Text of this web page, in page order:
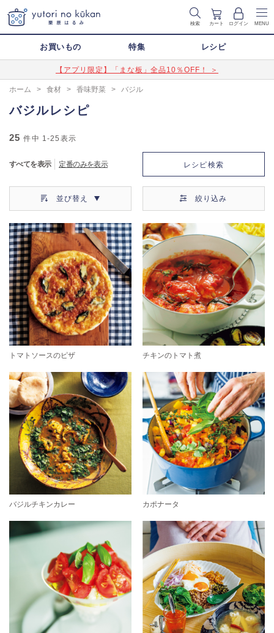
検索 カート ログイン MENU
お買いもの 特集 レシピ
【アプリ限定】「まな板」全品10％OFF！ ＞
ホーム > 食材 > 香味野菜 > バジル
バジルレシピ
25 件中 1-25 表示
すべてを表示 定番のみを表示 レシピ検索
並び替え 絞り込み
トマトソースのピザ チキンのトマト煮
バジルチキンカレー カポナータ